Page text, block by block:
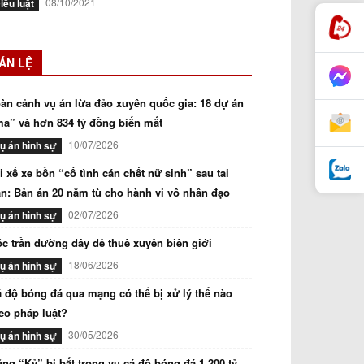
luật
LỆ
cảnh vụ án lừa đảo xuyên quốc gia: 18 dự án
và hơn 834 tỷ đồng biến mất
án hình sự 10/07/2026
xế xe bồn “cố tình cán chết nữ sinh” sau tai
Bản án 20 năm tù cho hành vi vô nhân đạo
án hình sự 02/07/2026
trần đường dây đẻ thuê xuyên biên giới
án hình sự 18/06/2026
độ bóng đá qua mạng có thể bị xử lý thế nào
pháp luật?
án hình sự 30/05/2026